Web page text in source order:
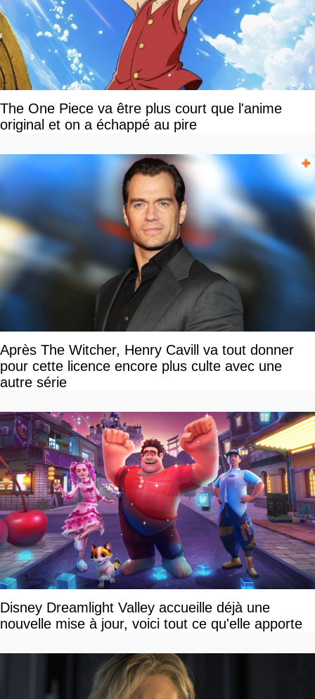
The One Piece va être plus court que l'anime
original et on a échappé au pire
Après The Witcher, Henry Cavill va tout donner
pour cette licence encore plus culte avec une
autre série
Disney Dreamlight Valley accueille déjà une
nouvelle mise à jour, voici tout ce qu'elle apporte